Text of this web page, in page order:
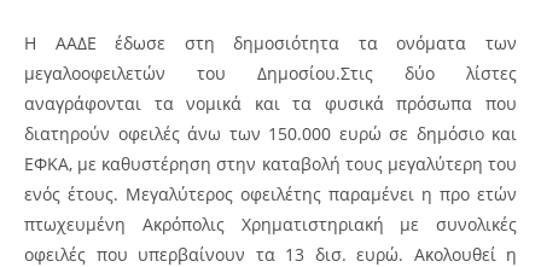
H ΑΑΔΕ έδωσε στη δημοσιότητα τα ονόματα των
μεγαλοοφειλετών του Δημοσίου.Στις δύο λίστες
αναγράφονται τα νομικά και τα φυσικά πρόσωπα που
διατηρούν οφειλές άνω των 150.000 ευρώ σε δημόσιο και
ΕΦΚΑ, με καθυστέρηση στην καταβολή τους μεγαλύτερη του
ενός έτους. Μεγαλύτερος οφειλέτης παραμένει η προ ετών
πτωχευμένη Ακρόπολις Χρηματιστηριακή με συνολικές
οφειλές που υπερβαίνουν τα 13 δισ. ευρώ. Ακολουθεί η